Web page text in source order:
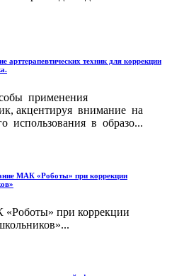
арттерапевтических техник для коррекции
применения
акцентируя внимание на
использования в образо...
МАК «Роботы» при коррекции
при коррекции